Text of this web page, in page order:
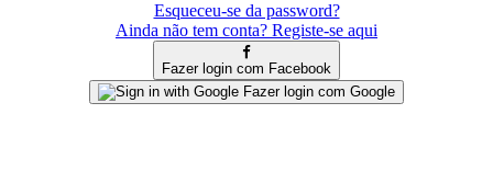
Esqueceu-se da password?
Ainda não tem conta? Registe-se aqui
Fazer login com Facebook
Fazer login com Google